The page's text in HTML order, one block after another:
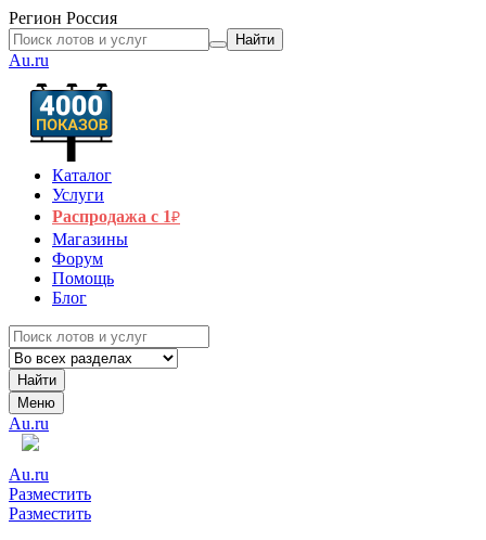
Регион Россия
Найти
Au.ru
Каталог
Услуги
Распродажа с 1₽
Магазины
Форум
Помощь
Блог
Найти
Меню
Au.ru
Au.ru
Разместить
Разместить